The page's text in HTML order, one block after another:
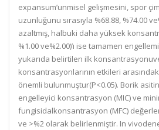
expansum’unmisel gelişmesini, spor
uzunluğunu sırasıyla %68.88, %74.00
azaltmış, halbuki daha yüksek
%1.00 ve%2.00)’ı ise tamamen
yukarıda belirtilen ilk
konsantrasyonlarının etkileri
önemli bulunmuştur(P<0.05). Borik
engelleyici konsantrasyon (MIC) ve
fungisidalkonsantrasyon (MFC)
ve >%2 olarak belirlenmiştir. In